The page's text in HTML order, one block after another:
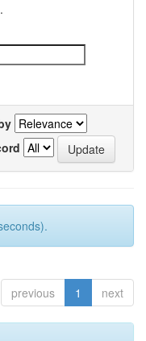
previous 1 next